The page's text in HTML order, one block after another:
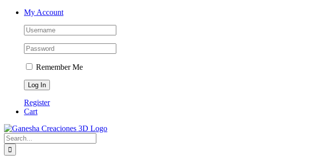
Skip
Facebook
Instagram
Email
Phone My Account
Remember Me
Register
Cart
Search
for: